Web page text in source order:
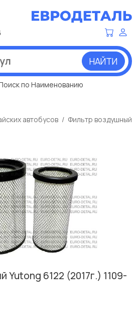
НАЙТИ
по Наименованию
автобусов Фильтр воздушный
Yutong 6122 (2017г.) 1109-